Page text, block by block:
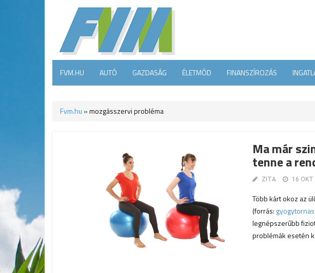
FVM.HU AUTÓ GAZDASÁG ÉLETMÓD FINANSZÍROZÁS
Fvm.hu »mozgásszervi probléma
Ma már
tenne a
ZITA 16 OKT
Több kárt okoz az
(forrás:
legnépszerűbb
problémák esetén